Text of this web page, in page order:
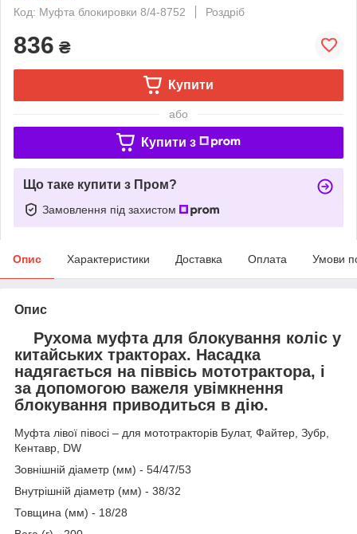
Код: Муфта блокировки 8/4-8752
Роздріб
836 ₴
Купити
або
Купити з
Що таке купити з Пром?
Замовлення під захистом
Опис Характеристики Доставка Оплата Умови
Опис
Рухома муфта для блокування коліс у
китайських тракторах. Насадка
надягається на піввісь мототрактора, і
за допомогою важеля увімкнення
блокування приводиться в дію.
Муфта лівої півосі – для мототракторів Булат, Файтер, Зубр,
Кентавр, DW
Зовнішній діаметр (мм) - 54/47/53
Внутрішній діаметр (мм) - 38/32
Товщина (мм) - 18/28